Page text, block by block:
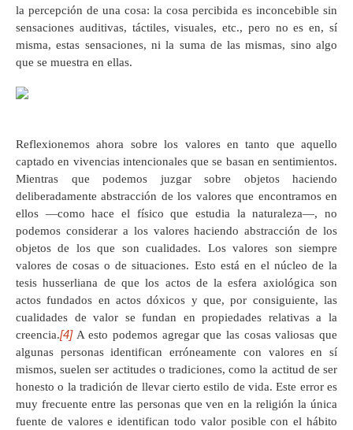
la percepción de una cosa: la cosa percibida es inconcebible sin
sensaciones auditivas, táctiles, visuales, etc., pero no es en, sí
misma, estas sensaciones, ni la suma de las mismas, sino algo
que se muestra en ellas.
Reflexionemos ahora sobre los valores en tanto que aquello
captado en vivencias intencionales que se basan en sentimientos.
Mientras que podemos juzgar sobre objetos haciendo
deliberadamente abstracción de los valores que encontramos en
ellos —como hace el físico que estudia la naturaleza—, no
podemos considerar a los valores haciendo abstracción de los
objetos de los que son cualidades. Los valores son siempre
valores de cosas o de situaciones. Esto está en el núcleo de la
tesis husserliana de que los actos de la esfera axiológica son
actos fundados en actos dóxicos y que, por consiguiente, las
cualidades de valor se fundan en propiedades relativas a la
creencia.[4]A esto podemos agregar que las cosas valiosas que
algunas personas identifican erróneamente con valores en sí
mismos, suelen ser actitudes o tradiciones, como la actitud de ser
honesto o la tradición de llevar cierto estilo de vida. Este error es
muy frecuente entre las personas que ven en la religión la única
fuente de valores e identifican todo valor posible con el hábito